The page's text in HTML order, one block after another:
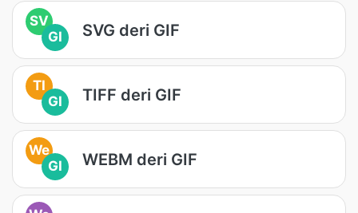
SV
GI
SVG deri GIF
TI
GI
TIFF deri GIF
We
GI
WEBM deri GIF